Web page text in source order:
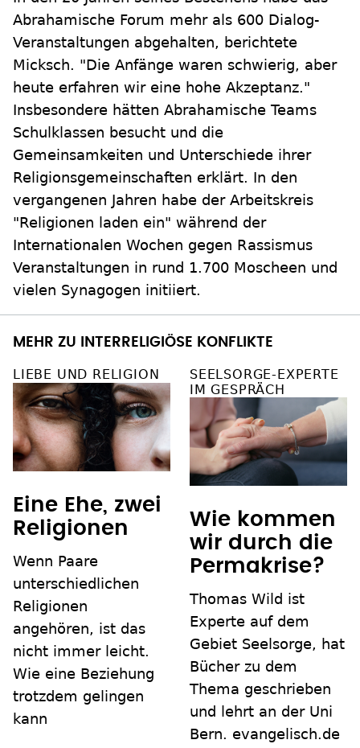
Abrahamische Forum mehr als 600 Dialog-
Veranstaltungen abgehalten, berichtete
Micksch. "Die Anfänge waren schwierig, aber
heute erfahren wir eine hohe Akzeptanz."
Insbesondere hätten Abrahamische Teams
Schulklassen besucht und die
Gemeinsamkeiten und Unterschiede ihrer
Religionsgemeinschaften erklärt. In den
vergangenen Jahren habe der Arbeitskreis
"Religionen laden ein" während der
Internationalen Wochen gegen Rassismus
Veranstaltungen in rund 1.700 Moscheen und
vielen Synagogen initiiert.
MEHR ZU INTERRELIGIÖSE KONFLIKTE
LIEBE UND RELIGION
Eine Ehe, zwei
Religionen
Wenn Paare
unterschiedlichen
Religionen
angehören, ist das
nicht immer leicht.
Wie eine Beziehung
trotzdem gelingen
kann
SEELSORGE-EXPERTE
IM GESPRÄCH
Wie kommen
wir durch die
Permakrise?
Thomas Wild ist
Experte auf dem
Gebiet Seelsorge, hat
Bücher zu dem
Thema geschrieben
und lehrt an der Uni
Bern. evangelisch.de